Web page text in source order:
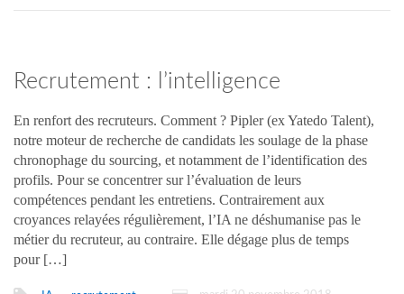
Recrutement : l’intelligence
artificielle en renfort !
En renfort des recruteurs. Comment ? Pipler (ex Yatedo Talent),
notre moteur de recherche de candidats les soulage de la phase
chronophage du sourcing, et notamment de l’identification des
profils. Pour se concentrer sur l’évaluation de leurs
compétences pendant les entretiens. Contrairement aux
croyances relayées régulièrement, l’IA ne déshumanise pas le
métier du recruteur, au contraire. Elle dégage plus de temps
pour […]